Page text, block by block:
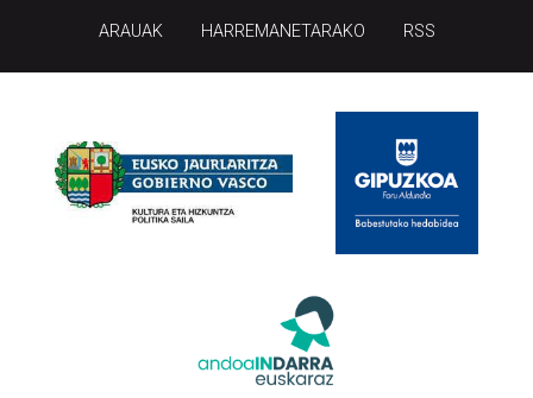
ARAUAK HARREMANETARAKO RSS